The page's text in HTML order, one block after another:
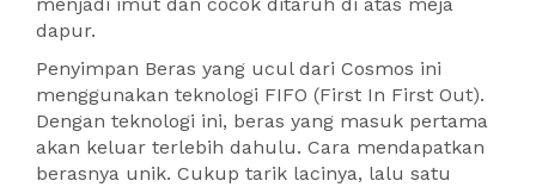
menjadi imut dan cocok ditaruh di atas meja
dapur.
Penyimpan Beras yang ucul dari Cosmos ini
menggunakan teknologi FIFO (First In First Out).
Dengan teknologi ini, beras yang masuk pertama
akan keluar terlebih dahulu. Cara mendapatkan
berasnya unik. Cukup tarik lacinya, lalu satu